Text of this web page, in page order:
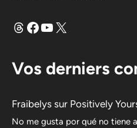
FilsFacebook
YouTube
X
Vos derniers
Fraibelys sur Positively
No me gusta por qué no tiene